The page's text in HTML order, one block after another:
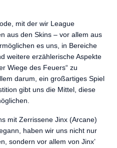
mit der wir League
aus den Skins – vor allem aus
es uns, in Bereiche
weitere erzählerische Aspekte
Wiege des Feuers“ zu
darum, ein großartiges Spiel
gibt uns die Mittel, diese
mit Zerrissene Jinx (Arcane)
haben wir uns nicht nur
sondern vor allem von Jinx’